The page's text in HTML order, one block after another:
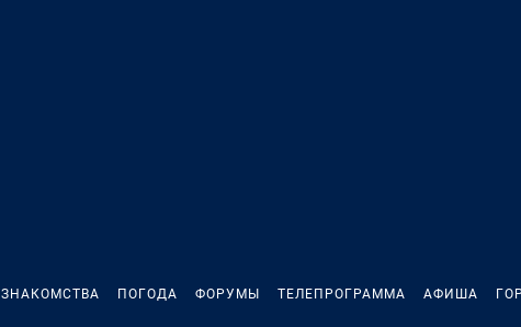
ЗНАКОМСТВА ПОГОДА ФОРУМЫ ТЕЛЕПРОГРАММА АФИША